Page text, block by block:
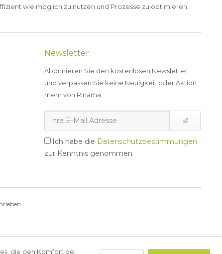
wie möglich zu nutzen und Prozesse zu optimieren.
Newsletter
Abonnieren Sie den kostenlosen Newsletter
und verpassen Sie keine Neuigkeit oder Aktion
mehr von Rinama.
Ich habe die Datenschutzbestimmungen
zur Kenntnis genommen.
die den Komfort bei